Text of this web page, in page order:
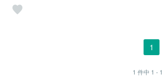
？」
と」
1
1 件中 1 - 1